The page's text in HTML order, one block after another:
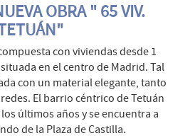
OBRA " 65 VIV.
con viviendas desde 1
en el centro de Madrid. Tal
con un material elegante, tanto
El barrio céntrico de Tetuán
últimos años y se encuentra a
de la Plaza de Castilla.